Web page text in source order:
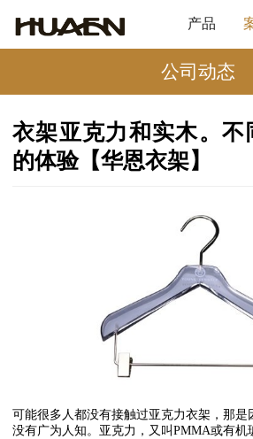
产品
公司动态
衣架亚克力和实木。不
的体验【华恩衣架】
可能很多人都没有接触过亚克力衣架，那是
没有广为人知。亚克力，又叫 PMMA或有机